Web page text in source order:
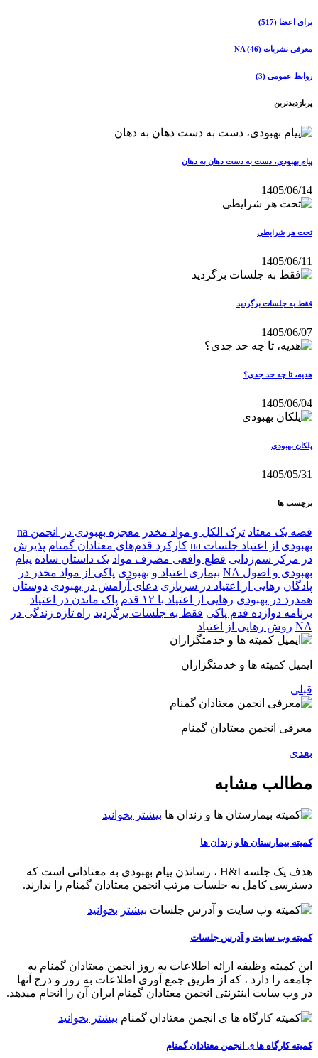
برای اعضا (517)
معرفی نشریات NA (46)
روابط عمومی (3)
پربازدیدترین
پیام بهبودی، دست به دست دهان به دهان
1405/06/14
تحت هر شرایطی
1405/06/11
فقط به جلسات برگردید
1405/06/07
هدیه، تا چه حد جدی؟
1405/06/04
پلکان بهبودی
1405/05/31
برچسب ها
قصه یک معتاد ترک الکل و مواد مخدر معجزه بهبودی در انجمن na
بهبودی از اعتیاد جلسات na
کارکرد قدم‌های معتادان گمنام پذیرش
در مرکز سم‌زدایی قطع واقعی مصرف مواد یک داستان ساده پیام
بهبودی و اصول NA
بیماری اعتیاد و بهبودی پاکی از مواد مخدر در
پادگان رهایی از اعتیاد در سربازی دعای آرامش در بهبودی دوستان
همدرد در بهبودی رهایی از اعتیاد با ۱۲ قدم
پاک ماندن در اعتیاد
برنامه دوازده قدم پاکی فقط به جلسات برگردید راه تازه زندگی در
NA روش رهایی از اعتیاد
ایمیل کمیته ها و خدمتگزاران
قبلی
معرفی انجمن معتادان گمنام
بعدی
مطالب مشابه
بیشتر بخوانید
کمیته بیمارستان ها و زندان ها
هدف یک جلسه H&I ، رساندن پیام بهبودی به معتادانی است که
دسترسی کامل به جلسات مرتب انجمن معتادان گمنام را ندارند.
بیشتر بخوانید
کمیته وب سایت و آدرس جلسات
این کمیته وظیفه ارائه اطلاعات به روز انجمن معتادان گمنام به
جامعه را دارد ، که از طريق جمع آوری اطلاعات به روز و درج آنها
در وب سايت اينترنتی انجمن معتادان گمنام ايران آن را انجام میدهد.
بیشتر بخوانید
کمیته کارگاه ها ی انجمن معتادان گمنام